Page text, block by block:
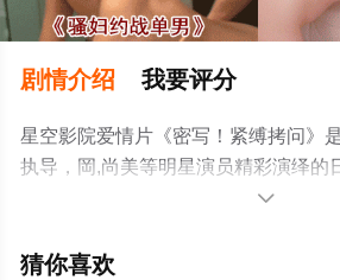
剧情介绍 我要评分
星空影院爱情片《密写！紧缚拷问》
执导，岡,尚美等明星演员精彩演绎的
观看高清无删减完整版电影大全就上

猜你喜欢